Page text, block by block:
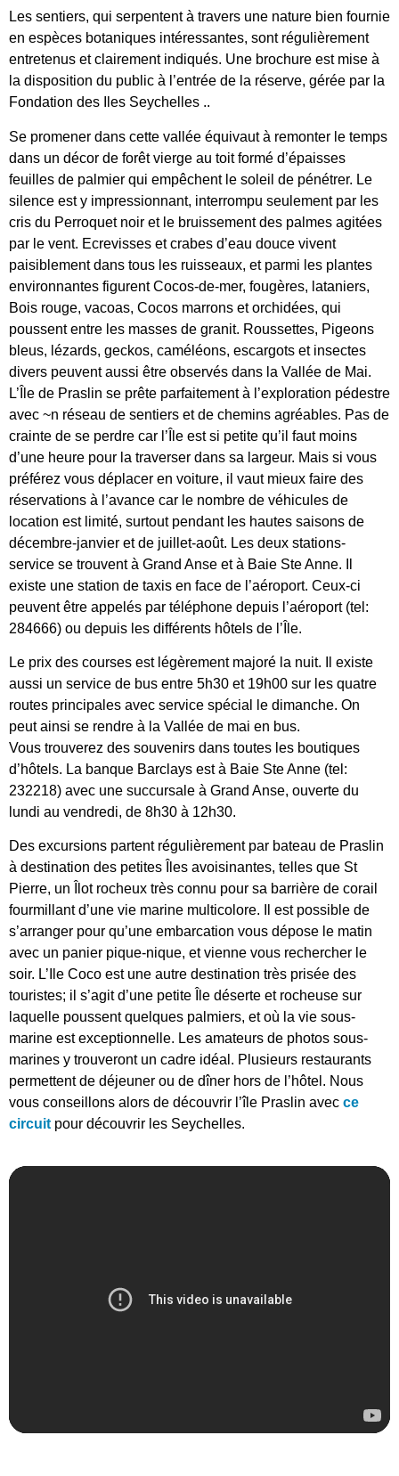
Les sentiers, qui serpentent à travers une nature bien fournie
en espèces botaniques intéressantes, sont régulièrement
entretenus et clairement indiqués. Une brochure est mise à
la disposition du public à l’entrée de la réserve, gérée par la
Fondation des Iles Seychelles ..
Se promener dans cette vallée équivaut à remonter le temps
dans un décor de forêt vierge au toit formé d’épaisses
feuilles de palmier qui empêchent le soleil de pénétrer. Le
silence est y impressionnant, interrompu seulement par les
cris du Perroquet noir et le bruissement des palmes agitées
par le vent. Ecrevisses et crabes d’eau douce vivent
paisiblement dans tous les ruisseaux, et parmi les plantes
environnantes figurent Cocos-de-mer, fougères, lataniers,
Bois rouge, vacoas, Cocos marrons et orchidées, qui
poussent entre les masses de granit. Roussettes, Pigeons
bleus, lézards, geckos, caméléons, escargots et insectes
divers peuvent aussi être observés dans la Vallée de Mai.
L’Île de Praslin se prête parfaitement à l’exploration pédestre
avec ~n réseau de sentiers et de chemins agréables. Pas de
crainte de se perdre car l’Île est si petite qu’il faut moins
d’une heure pour la traverser dans sa largeur. Mais si vous
préférez vous déplacer en voiture, il vaut mieux faire des
réservations à l’avance car le nombre de véhicules de
location est limité, surtout pendant les hautes saisons de
décembre-janvier et de juillet-août. Les deux stations-
service se trouvent à Grand Anse et à Baie Ste Anne. Il
existe une station de taxis en face de l’aéroport. Ceux-ci
peuvent être appelés par téléphone depuis l’aéroport (tel:
284666) ou depuis les différents hôtels de l’Île.
Le prix des courses est légèrement majoré la nuit. Il existe
aussi un service de bus entre 5h30 et 19h00 sur les quatre
routes principales avec service spécial le dimanche. On
peut ainsi se rendre à la Vallée de mai en bus.
Vous trouverez des souvenirs dans toutes les boutiques
d’hôtels. La banque Barclays est à Baie Ste Anne (tel:
232218) avec une succursale à Grand Anse, ouverte du
lundi au vendredi, de 8h30 à 12h30.
Des excursions partent régulièrement par bateau de Praslin
à destination des petites Îles avoisinantes, telles que St
Pierre, un Îlot rocheux très connu pour sa barrière de corail
fourmillant d’une vie marine multicolore. Il est possible de
s’arranger pour qu’une embarcation vous dépose le matin
avec un panier pique-nique, et vienne vous rechercher le
soir. L’Ile Coco est une autre destination très prisée des
touristes; il s’agit d’une petite Île déserte et rocheuse sur
laquelle poussent quelques palmiers, et où la vie sous-
marine est exceptionnelle. Les amateurs de photos sous-
marines y trouveront un cadre idéal. Plusieurs restaurants
permettent de déjeuner ou de dîner hors de l’hôtel. Nous
vous conseillons alors de découvrir l’île Praslin avec ce
circuit pour découvrir les Seychelles.